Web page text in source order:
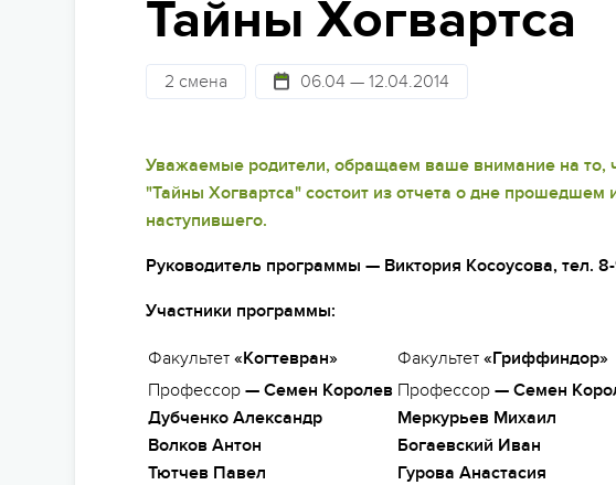
Детям 13-15 лет
Детям 16 лет и старше
Лагеря для студентов
Лагеря на море
Лагеря на Урале
Лагеря в
Школам
Праздники
Партнерские лагеря
Статьи
Безопасность на
Подарочные
Тайны Хогвартса
2 смена 06.04 — 12.04.2014
Уважаемые родители, обращаем ваше внимание на то,
"Тайны Хогвартса" состоит из отчета о дне прошедшем
наступившего.
Руководитель программы — Виктория Косоусова, тел.
Участники программы:
Факультет «Когтевран» Факультет «Гриффиндор»
Профессор — Семен Королев
Дубченко Александр
Волков Антон
Тютчев Павел
Профессор — Семен
Меркурьев Михаил
Богаевский Иван
Гурова Анастасия